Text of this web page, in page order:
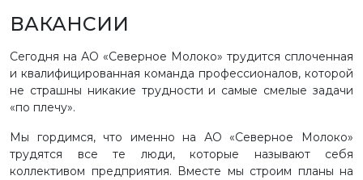
ВАКАНСИИ
Сегодня на АО «Северное Молоко» трудится сплоченная
и квалифицированная команда профессионалов, которой
не страшны никакие трудности и самые смелые задачи
«по плечу».
Мы гордимся, что именно на АО «Северное Молоко»
трудятся все те люди, которые называют себя
коллективом предприятия. Вместе мы строим планы на